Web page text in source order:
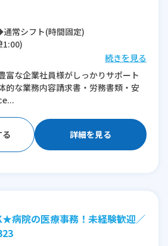
通常シフト(時間固定)
1:00)
程度/月
続きを見る
富な企業社員様がしっかりサポート
な業務内容請求書・労務書類・安
詳細を見る
病院の医療事務！未経験歓迎／